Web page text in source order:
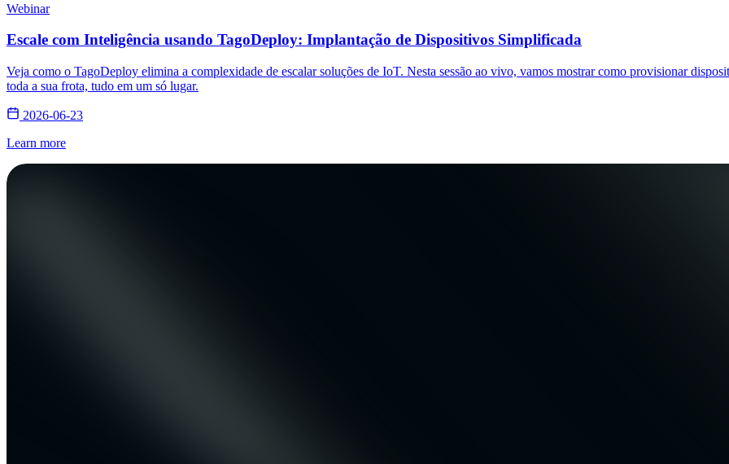
Webinar
Escale com Inteligência usando TagoDeploy: Implantação de Dispositivos Simplificada
Veja como o TagoDeploy elimina a complexidade de escalar soluções de IoT. Nesta sessão ao vivo, vamos mostrar como provisionar
toda a sua frota, tudo em um só lugar.
2026-06-23
Learn more